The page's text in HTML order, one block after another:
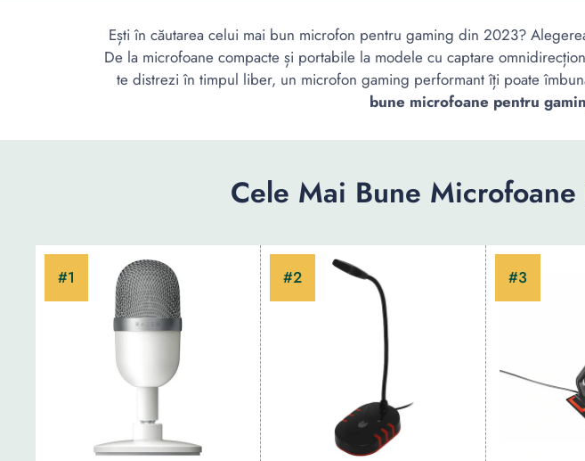
Ești în căutarea celui mai bun microfon pentru gaming din 2023?
De la microfoane compacte și portabile la modele cu captare
te distrezi în timpul liber, un microfon gaming performant îți poate
bune microfoane pentru
Cele Mai Bune